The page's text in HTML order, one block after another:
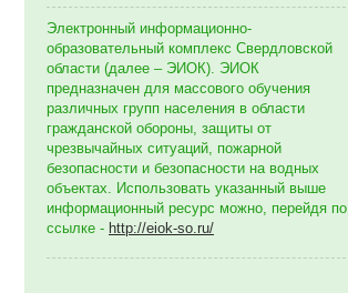
Электронный информационно-
образовательный комплекс Свердловской
области (далее – ЭИОК). ЭИОК
предназначен для массового обучения
различных групп населения в области
гражданской обороны, защиты от
чрезвычайных ситуаций, пожарной
безопасности и безопасности на водных
объектах. Использовать указанный выше
информационный ресурс можно, перейдя по
ссылке - http://eiok-so.ru/